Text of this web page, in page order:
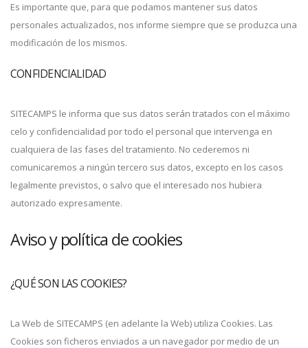
Es importante que, para que podamos mantener sus datos
personales actualizados, nos informe siempre que se produzca una
modificación de los mismos.
CONFIDENCIALIDAD
SITECAMPS le informa que sus datos serán tratados con el máximo
celo y confidencialidad por todo el personal que intervenga en
cualquiera de las fases del tratamiento. No cederemos ni
comunicaremos a ningún tercero sus datos, excepto en los casos
legalmente previstos, o salvo que el interesado nos hubiera
autorizado expresamente.
Aviso y política de cookies
¿QUÉ SON LAS COOKIES?
La Web de SITECAMPS (en adelante la Web) utiliza Cookies. Las
Cookies son ficheros enviados a un navegador por medio de un